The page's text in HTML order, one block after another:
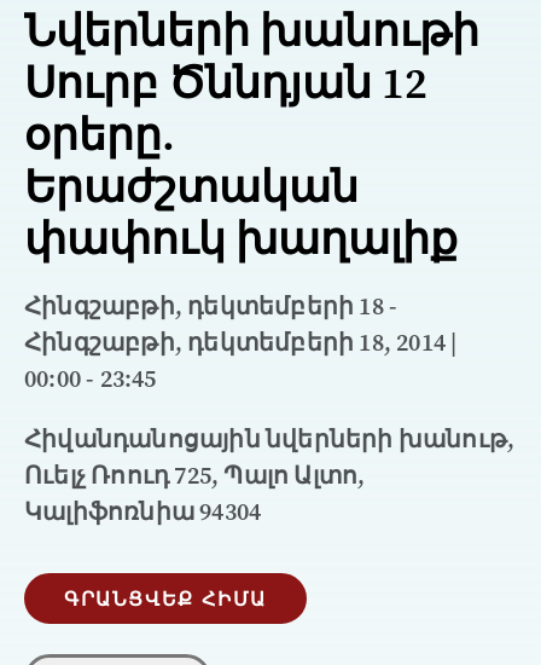
Նվերների խանութի
Սուրբ Ծննդյան 12
օրերը.
Երաժշտական
փափուկ խաղալիք
Հինգշաբթի, դեկտեմբերի 18 -
Հինգշաբթի, դեկտեմբերի 18, 2014 |
00:00 - 23:45
Հիվանդանոցային նվերների խանութ,
Ուելչ Ռոուդ 725, Պալո Ալտո,
Կալիֆոռնիա 94304
ԳՐԱՆՑՎԵՔ ՀԻՄԱ